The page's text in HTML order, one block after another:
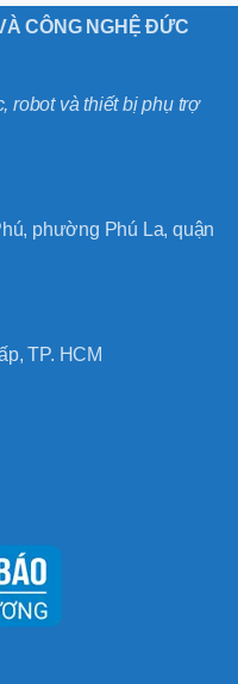
CÔNG NGHỆ ĐỨC
robot và thiết bị phụ trợ
phường Phú La, quận
TP. HCM